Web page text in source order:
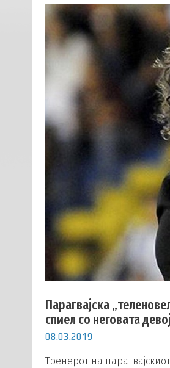
Парагвајска
спиел со неговата
08.03.2019
Тренерот на